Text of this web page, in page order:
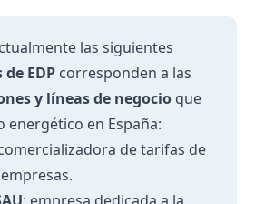
las siguientes
EDP corresponden a las
y líneas de negocio que
en España:
de tarifas de